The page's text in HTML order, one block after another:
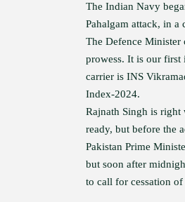
The Indian Navy
Pahalgam attack, in a
The Defence Minister
prowess. It is our first
carrier is INS
Index-2024.
Rajnath Singh is right
ready, but before the
Pakistan Prime
but soon after
to call for cessation